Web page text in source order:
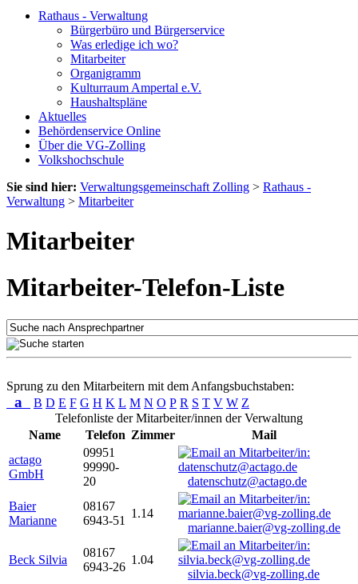
Rathaus - Verwaltung
Bürgerbüro und Bürgerservice
Was erledige ich wo?
Mitarbeiter
Organigramm
Kulturraum Ampertal e.V.
Haushaltspläne
Aktuelles
Behördenservice Online
Über die VG-Zolling
Volkshochschule
Sie sind hier: Verwaltungsgemeinschaft Zolling > Rathaus -
Verwaltung > Mitarbeiter
Mitarbeiter
Mitarbeiter-Telefon-Liste
Sprung zu den Mitarbeitern mit dem Anfangsbuchstaben:
a B D E F G H K L M N O P R S T V W Z
Telefonliste der Mitarbeiter/innen der Verwaltung
Name
Telefon Zimmer
Mail
actago
GmbH
09951
99990-
20
datenschutz@actago.de
Baier
Marianne
08167
6943-51
1.14
marianne.baier@vg-zolling.de
Beck Silvia
08167
6943-26
1.04
silvia.beck@vg-zolling.de